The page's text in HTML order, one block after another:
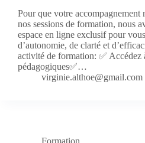
Pour que votre accompagnement
nos sessions de formation, nous
espace en ligne exclusif pour
d’autonomie, de clarté et
activité de formation: ✅ Accédez
pédagogiques✅…
virginie.althoe@gmail.com
Formation